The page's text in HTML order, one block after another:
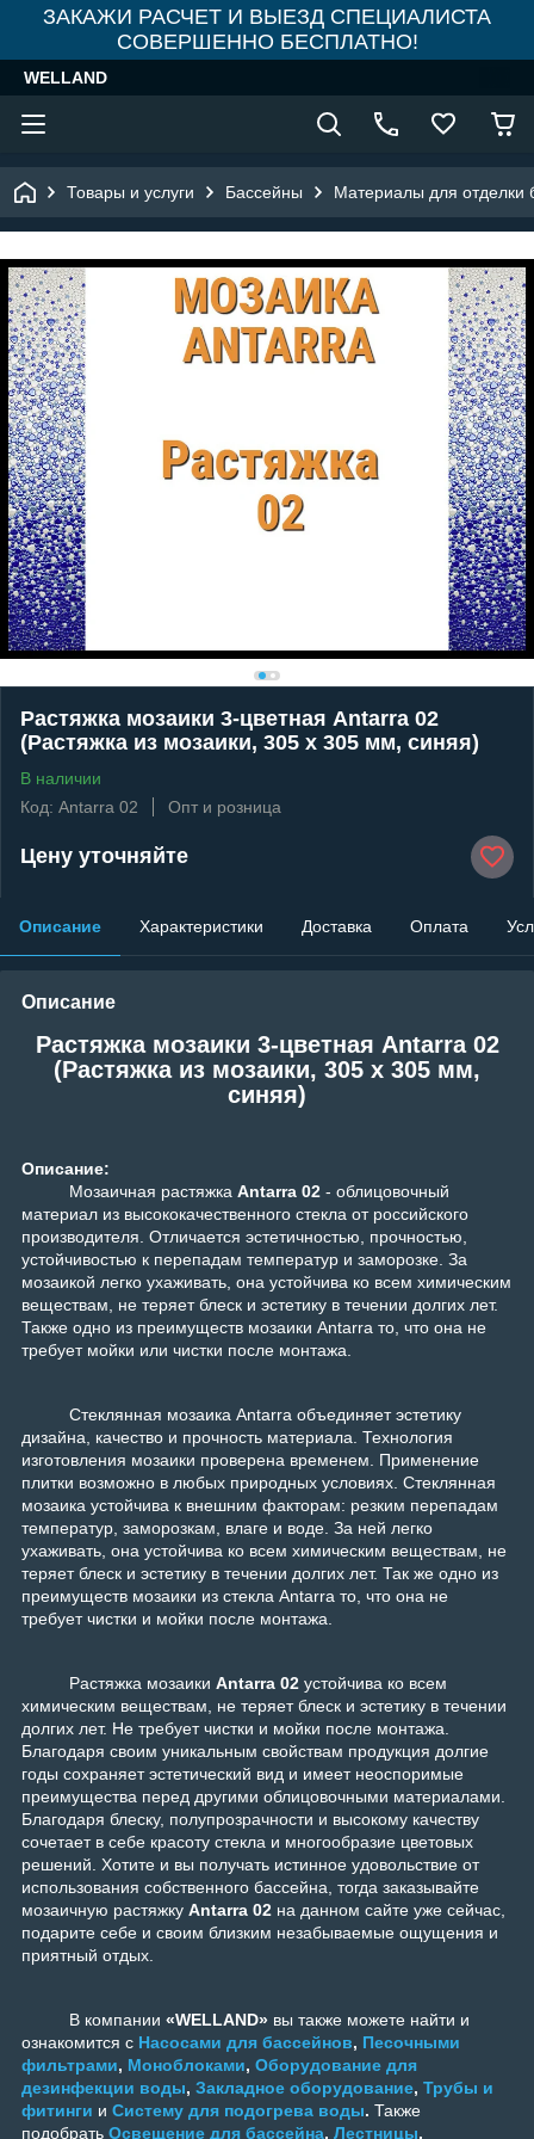
ЗАКАЖИ РАСЧЕТ И ВЫЕЗД СПЕЦИАЛИСТА
СОВЕРШЕННО БЕСПЛАТНО!
WELLAND
Товары и услуги Бассейны Материалы для отделки
Растяжка мозаики 3-цветная Antarra 02
(Растяжка из мозаики, 305 x 305 мм, синяя)
В наличии
Код: Antarra 02
Опт и розница
Цену уточняйте
Описание Характеристики Доставка Оплата
Описание
Растяжка мозаики 3-цветная Antarra 02
(Растяжка из мозаики, 305 x 305 мм,
синяя)
Описание:
Мозаичная растяжка Antarra 02 - облицовочный
материал из высококачественного стекла от российского
производителя. Отличается эстетичностью, прочностью,
устойчивостью к перепадам температур и заморозке. За
мозаикой легко ухаживать, она устойчива ко всем химическим
веществам, не теряет блеск и эстетику в течении долгих лет.
Также одно из преимуществ мозаики Antarra то, что она не
требует мойки или чистки после монтажа.
Стеклянная мозаика Antarra объединяет эстетику
дизайна, качество и прочность материала. Технология
изготовления мозаики проверена временем. Применение
плитки возможно в любых природных условиях. Стеклянная
мозаика устойчива к внешним факторам: резким перепадам
температур, заморозкам, влаге и воде. За ней легко
ухаживать, она устойчива ко всем химическим веществам, не
теряет блеск и эстетику в течении долгих лет. Так же одно из
преимуществ мозаики из стекла Antarra то, что она не
требует чистки и мойки после монтажа.
Растяжка мозаики Antarra 02 устойчива ко всем
химическим веществам, не теряет блеск и эстетику в течении
долгих лет. Не требует чистки и мойки после монтажа.
Благодаря своим уникальным свойствам продукция долгие
годы сохраняет эстетический вид и имеет неоспоримые
преимущества перед другими облицовочными материалами.
Благодаря блеску, полупрозрачности и высокому качеству
сочетает в себе красоту стекла и многообразие цветовых
решений. Хотите и вы получать истинное удовольствие от
использования собственного бассейна, тогда заказывайте
мозаичную растяжку Antarra 02 на данном сайте уже сейчас,
подарите себе и своим близким незабываемые ощущения и
приятный отдых.
В компании «WELLAND» вы также можете найти и
ознакомится с Насосами для бассейнов, Песочными
фильтрами, Моноблоками, Оборудование для
дезинфекции воды, Закладное оборудование, Трубы и
фитинги и Систему для подогрева воды. Также
подобрать Освещение для бассейна, Лестницы,